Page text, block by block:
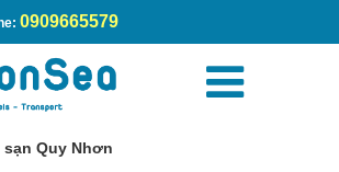
0909665579
sạn Quy Nhơn